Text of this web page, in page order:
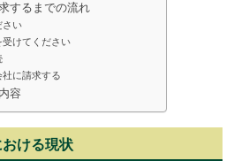
するまでの流れ
い
けてください
に請求する
容
ける現状